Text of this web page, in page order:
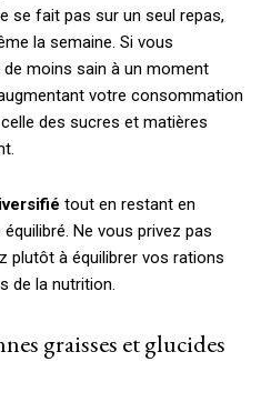
se fait pas sur un seul repas,
la semaine. Si vous
moins sain à un moment
votre consommation
des sucres et matières
tout en restant en
Ne vous privez pas
plutôt à équilibrer vos rations
de la nutrition.
graisses et glucides